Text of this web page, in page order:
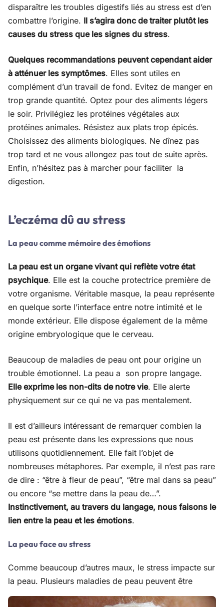
disparaître les troubles digestifs liés au stress est d’en
combattre l’origine. Il s’agira donc de traiter plutôt les
causes du stress que les signes du stress.
Quelques recommandations peuvent cependant aider
à atténuer les symptômes. Elles sont utiles en
complément d’un travail de fond. Evitez de manger en
trop grande quantité. Optez pour des aliments légers
le soir. Privilégiez les protéines végétales aux
protéines animales. Résistez aux plats trop épicés.
Choisissez des aliments biologiques. Ne dînez pas
trop tard et ne vous allongez pas tout de suite après.
Enfin, n’hésitez pas à marcher pour faciliter la
digestion.
L’eczéma dû au stress
La peau comme mémoire des émotions
La peau est un organe vivant qui reflète votre état
psychique. Elle est la couche protectrice première de
votre organisme. Véritable masque, la peau représente
en quelque sorte l’interface entre notre intimité et le
monde extérieur. Elle dispose également de la même
origine embryologique que le cerveau.
Beaucoup de maladies de peau ont pour origine un
trouble émotionnel. La peau a son propre langage.
Elle exprime les non-dits de notre vie. Elle alerte
physiquement sur ce qui ne va pas mentalement.
Il est d’ailleurs intéressant de remarquer combien la
peau est présente dans les expressions que nous
utilisons quotidiennement. Elle fait l’objet de
nombreuses métaphores. Par exemple, il n’est pas rare
de dire : “être à fleur de peau”, “être mal dans sa peau”
ou encore “se mettre dans la peau de…”.
Instinctivement, au travers du langage, nous faisons le
lien entre la peau et les émotions.
La peau face au stress
Comme beaucoup d’autres maux, le stress impacte sur
la peau. Plusieurs maladies de peau peuvent être